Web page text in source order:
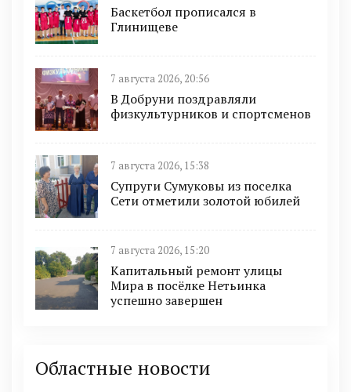
Баскетбол прописался в
Глинищеве
7 августа 2026, 20:56
В Добруни поздравляли
физкультурников и спортсменов
7 августа 2026, 15:38
Супруги Сумуковы из поселка
Сети отметили золотой юбилей
7 августа 2026, 15:20
Капитальный ремонт улицы
Мира в посёлке Нетьинка
успешно завершен
Областные новости